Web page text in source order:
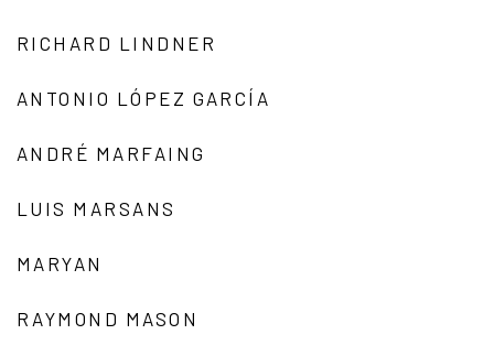
RICHARD LINDNER
ANTONIO LÓPEZ GARCÍA
ANDRÉ MARFAING
LUIS MARSANS
MARYAN
RAYMOND MASON